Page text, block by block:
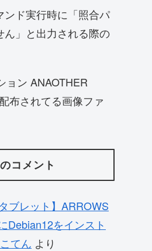
ンド実行時に「照合パ
ん」と出力される際の
ョン ANAOTHER
布されてる画像ファ
コメント
ブレット】ARROWS
Debian12をインスト
てん より